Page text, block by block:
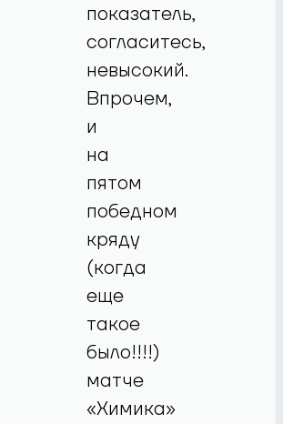
показатель,
согласитесь,
невысокий.
Впрочем,
и
на
пятом
победном
кряду
(когда
еще
такое
было!!!!)
матче
«Химика»